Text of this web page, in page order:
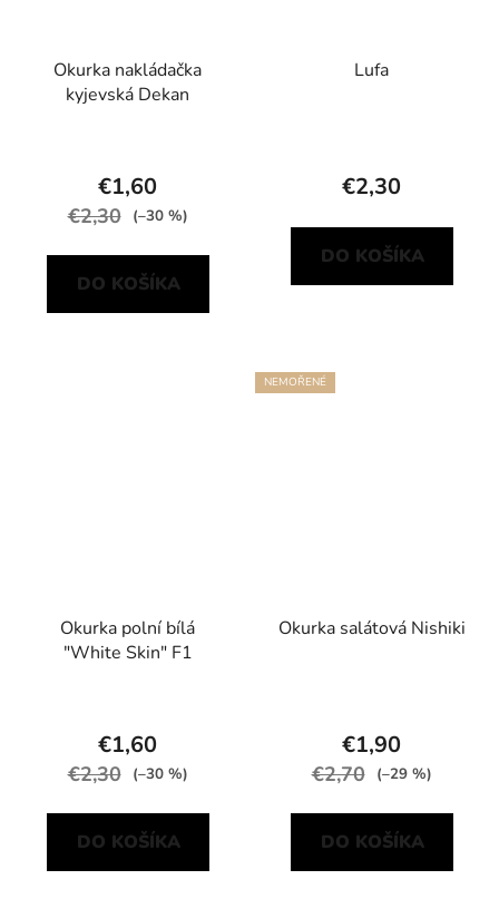
Okurka nakládačka
kyjevská Dekan
€1,60
€2,30 (–30 %)
DO KOŠÍKA
Lufa
€2,30
DO KOŠÍKA
Okurka polní bílá
"White Skin" F1
€1,60
€2,30 (–30 %)
DO KOŠÍKA
NEMOŘENÉ
Okurka salátová Nishiki
€1,90
€2,70 (–29 %)
DO KOŠÍKA